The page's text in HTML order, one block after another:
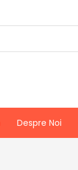
Despre Noi